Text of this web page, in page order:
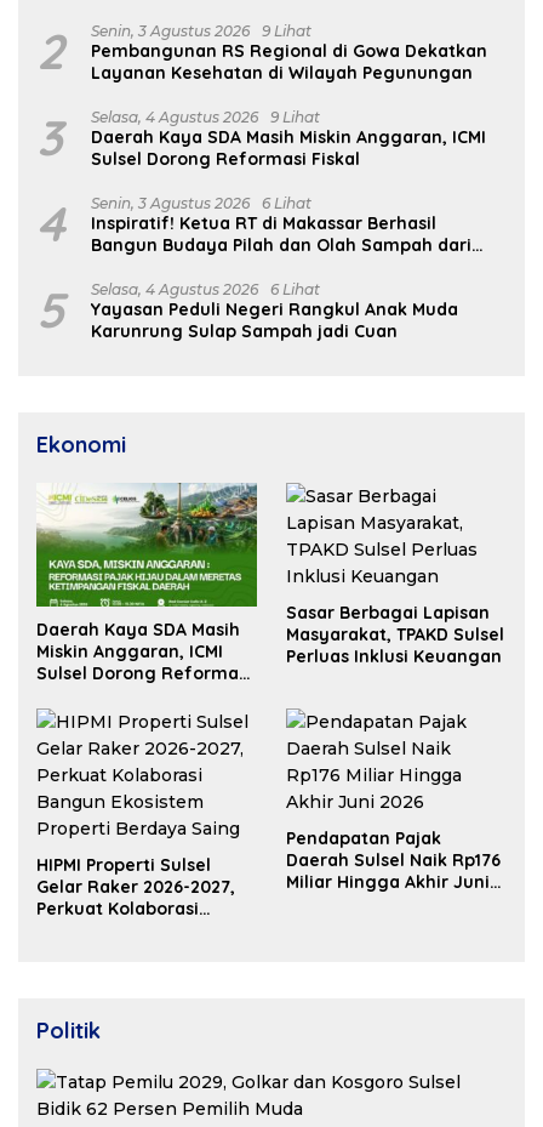
2 Senin, 3 Agustus 2026 9 Lihat
Pembangunan RS Regional di Gowa Dekatkan
Layanan Kesehatan di Wilayah Pegunungan
3 Selasa, 4 Agustus 2026 9 Lihat
Daerah Kaya SDA Masih Miskin Anggaran, ICMI
Sulsel Dorong Reformasi Fiskal
4 Senin, 3 Agustus 2026 6 Lihat
Inspiratif! Ketua RT di Makassar Berhasil
Bangun Budaya Pilah dan Olah Sampah dari
5 Selasa, 4 Agustus 2026 6 Lihat
Yayasan Peduli Negeri Rangkul Anak Muda
Karunrung Sulap Sampah jadi Cuan
Ekonomi
Daerah Kaya SDA Masih
Miskin Anggaran, ICMI
Sulsel Dorong Reformasi
Sasar Berbagai Lapisan
Masyarakat, TPAKD Sulsel
Perluas Inklusi Keuangan
HIPMI Properti Sulsel
Gelar Raker 2026-2027,
Perkuat Kolaborasi
Pendapatan Pajak
Daerah Sulsel Naik Rp176
Miliar Hingga Akhir Juni
Politik